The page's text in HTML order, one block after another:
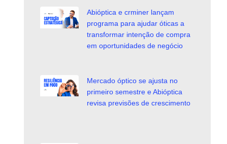
Abióptica e crminer lançam
programa para ajudar óticas a
transformar intenção de compra
em oportunidades de negócio
Mercado óptico se ajusta no
primeiro semestre e Abióptica
revisa previsões de crescimento